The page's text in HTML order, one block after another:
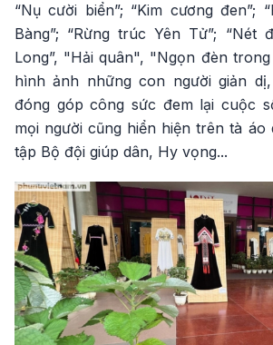
“Nụ cười biển”; “Kim cương đen”;
Bàng”; “Rừng trúc Yên Tử”; “Nét
Long”, "Hải quân", "Ngọn đèn
hình ảnh những con người giản
đóng góp công sức đem lại cuộc
mọi người cũng hiển hiện trên tà
tập Bộ đội giúp dân, Hy vọng...